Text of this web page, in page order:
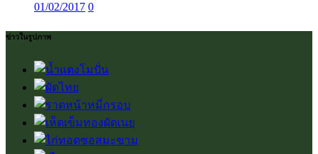
01/02/2017 0
ข่าวในรูปภาพ